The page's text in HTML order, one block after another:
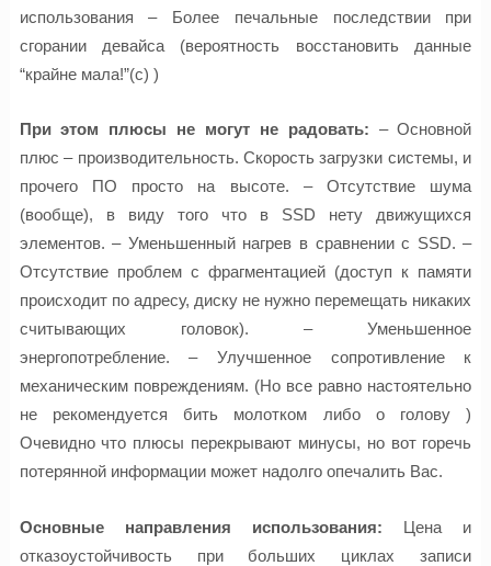
использования – Более печальные последствии при
сгорании девайса (вероятность восстановить данные
“крайне мала!”(с) )
При этом плюсы не могут не радовать: – Основной
плюс – производительность. Скорость загрузки системы, и
прочего ПО просто на высоте. – Отсутствие шума
(вообще), в виду того что в SSD нету движущихся
элементов. – Уменьшенный нагрев в сравнении с SSD. –
Отсутствие проблем с фрагментацией (доступ к памяти
происходит по адресу, диску не нужно перемещать никаких
считывающих головок). – Уменьшенное
энергопотребление. – Улучшенное сопротивление к
механическим повреждениям. (Но все равно настоятельно
не рекомендуется бить молотком либо о голову )
Очевидно что плюсы перекрывают минусы, но вот горечь
потерянной информации может надолго опечалить Вас.
Основные направления использования: Цена и
отказоустойчивость при больших циклах записи